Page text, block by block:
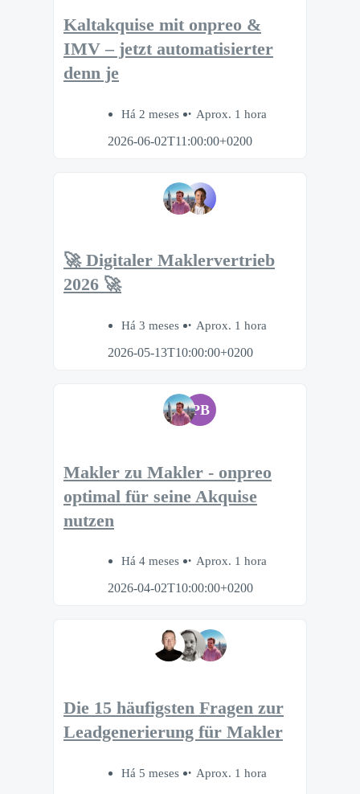
Kaltakquise mit onpreo &
IMV – jetzt automatisierter
denn je
Há 2 meses
Aprox. 1 hora
2026-06-02T11:00:00+0200
🚀 Digitaler Maklervertrieb
2026 🚀
Há 3 meses
Aprox. 1 hora
2026-05-13T10:00:00+0200
PB
Makler zu Makler - onpreo
optimal für seine Akquise
nutzen
Há 4 meses
Aprox. 1 hora
2026-04-02T10:00:00+0200
Die 15 häufigsten Fragen zur
Leadgenerierung für Makler
Há 5 meses
Aprox. 1 hora